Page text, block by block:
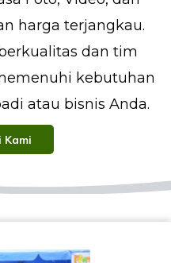
harga terjangkau.
dan tim
kebutuhan
atau bisnis Anda.
Kami